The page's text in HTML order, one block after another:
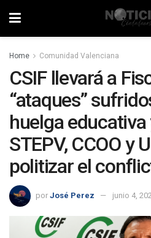
Home Comunidad Valenciana
CSIF llevará a
“ataques”
huelga educativa
STEPV, CCOO y
politizar el
por José Perez junio 4,